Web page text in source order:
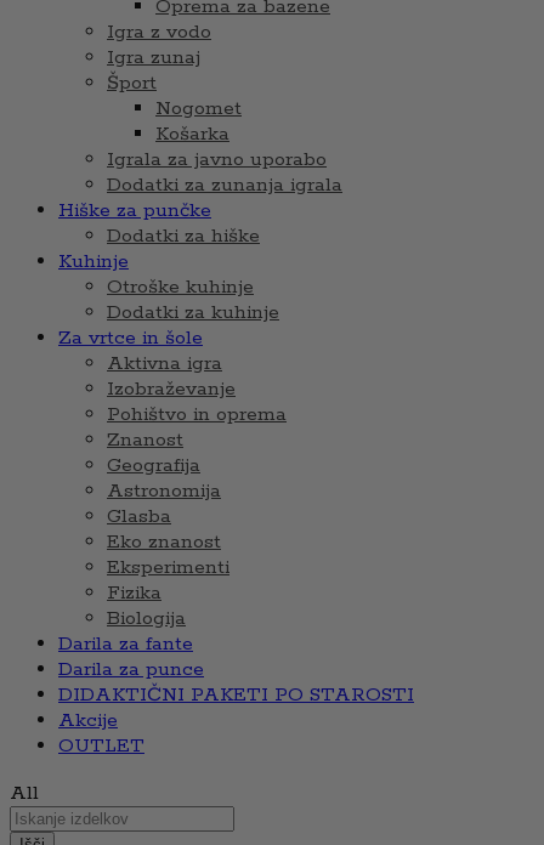
Oprema za bazene
Igra z vodo
Igra zunaj
Šport
Nogomet
Košarka
Igrala za javno uporabo
Dodatki za zunanja igrala
Hiške za punčke
Dodatki za hiške
Kuhinje
Otroške kuhinje
Dodatki za kuhinje
Za vrtce in šole
Aktivna igra
Izobraževanje
Pohištvo in oprema
Znanost
Geografija
Astronomija
Glasba
Eko znanost
Eksperimenti
Fizika
Biologija
Darila za fante
Darila za punce
DIDAKTIČNI PAKETI PO STAROSTI
Akcije
OUTLET
All